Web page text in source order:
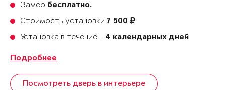
Замер бесплатно.
Стоимость установки 7 500
Установка в течение - 4 календарных дней
Подробнее
Посмотреть дверь в интерьере